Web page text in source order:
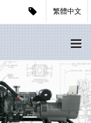
繁體中文